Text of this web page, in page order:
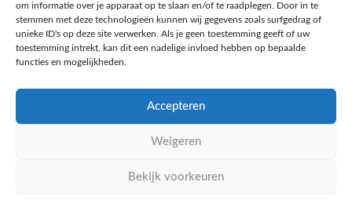
om informatie over je apparaat op te slaan en/of te raadplegen. Door in te
stemmen met deze technologieën kunnen wij gegevens zoals surfgedrag of
unieke ID's op deze site verwerken. Als je geen toestemming geeft of uw
toestemming intrekt, kan dit een nadelige invloed hebben op bepaalde
functies en mogelijkheden.
Accepteren
Weigeren
Bekijk voorkeuren
Aangesloten bij
PRIVACY- EN COOKIE POLICY
WE ZIJN ONLINE